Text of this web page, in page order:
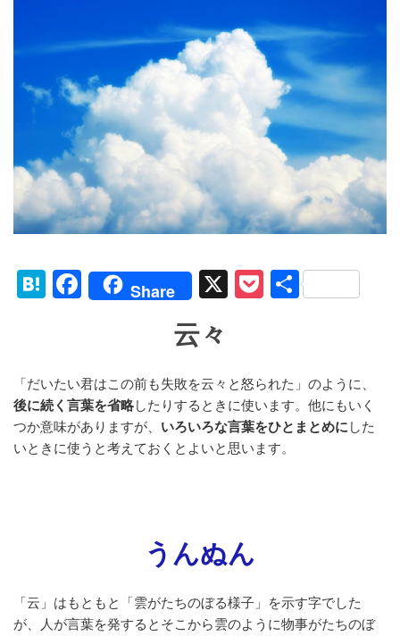
H
a
F
e
b
o
o
Share X
P 共
云々
「だいたい君はこの前も失敗を云々と怒られた」のように、
後に続く言葉を省略したりするときに使います。他にもいく
つか意味がありますが、 いろいろな言葉をひとまとめに した
いときに使うと考えておくとよいと思います。
うんぬん
「云」はもともと「雲がたちのぼる様子」を示す字でした
が、人が言葉を発するとそこから雲のように物事がたちのぼ